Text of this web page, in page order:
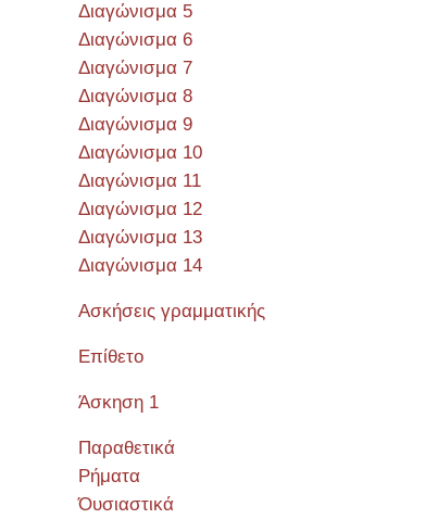
Διαγώνισμα 5
Διαγώνισμα 6
Διαγώνισμα 7
Διαγώνισμα 8
Διαγώνισμα 9
Διαγώνισμα 10
Διαγώνισμα 11
Διαγώνισμα 12
Διαγώνισμα 13
Διαγώνισμα 14
Ασκήσεις γραμματικής
Επίθετο
Άσκηση 1
Παραθετικά
Ρήματα
Όυσιαστικά